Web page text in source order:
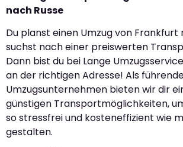
nach Russe
Du planst einen Umzug von Frankfurt
suchst nach einer preiswerten
Dann bist du bei Lange
an der richtigen Adresse! Als
Umzugsunternehmen bieten wir dir
günstigen Transportmöglichkeiten,
so stressfrei und kosteneffizient wie
gestalten.